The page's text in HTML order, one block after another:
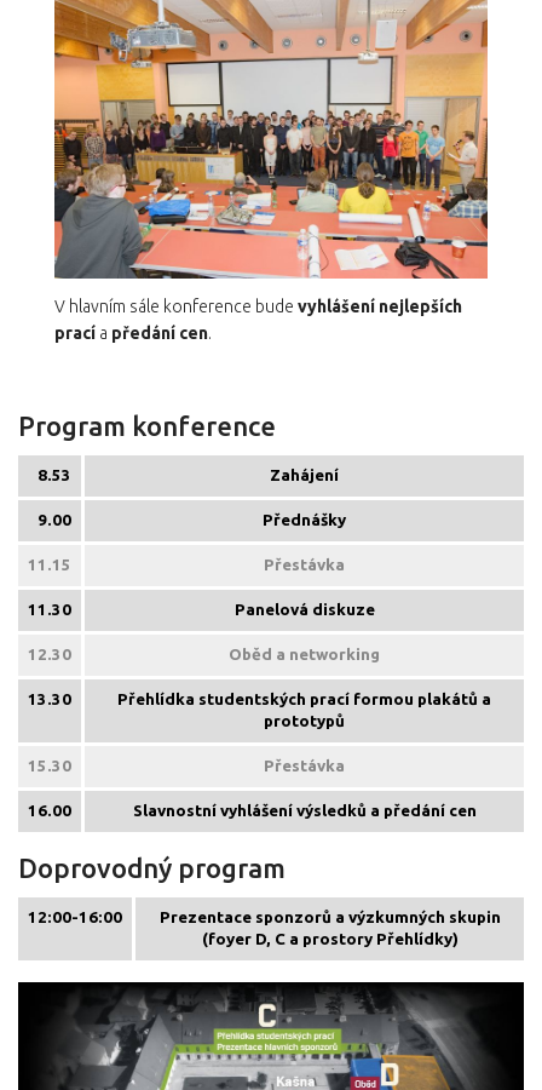
V hlavním sále konference bude vyhlášení nejlepších
prací a předání cen.
Program konference
8.53 Zahájení
9.00 Přednášky
11.15 Přestávka
11.30 Panelová diskuze
12.30 Oběd a networking
13.30
Přehlídka studentských prací formou plakátů a
prototypů
15.30 Přestávka
16.00 Slavnostní vyhlášení výsledků a předání cen
Doprovodný program
12:00-16:00
Prezentace sponzorů a výzkumných skupin
(foyer D, C a prostory Přehlídky)